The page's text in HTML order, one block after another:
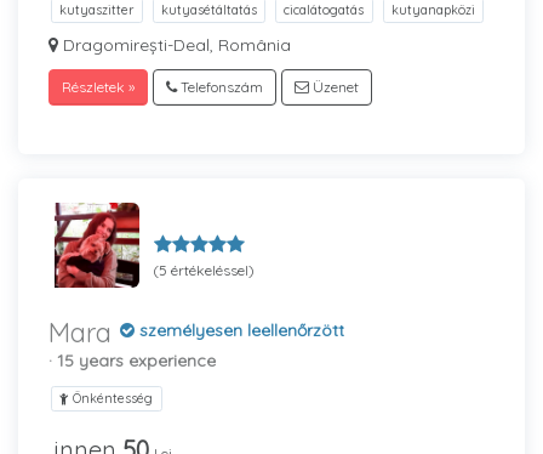
kutyaszitter kutyasétáltatás cicalátogatás kutyanapközi
Dragomirești-Deal, România
Részletek » Telefonszám Üzenet
(5 értékeléssel)
Mara
személyesen leellenőrzött
· 15 years experience
Önkéntesség